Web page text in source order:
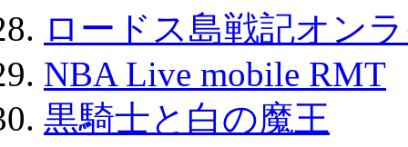
ロードス島戦記オン
NBA Live mobile RMT
黒騎士と白の魔王